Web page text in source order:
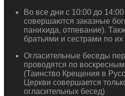
Во все дни с 10:00 до
совершаются заказные
панихида, отпевание).
братьями и сестрами по их
Огласительные беседы
проводятся по
(Таинство Крещения в
Церкви совершается
огласительных бесед)